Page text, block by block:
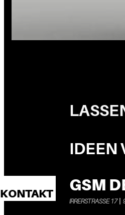
IDEEN
KONTAKT GSM
IRRERSTRASSE 17